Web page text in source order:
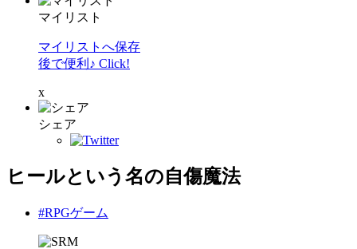
マイリスト
マイリストへ保存
後で便利♪ Click!
x
シェア
ヒールという名の自傷魔法
#RPGゲーム